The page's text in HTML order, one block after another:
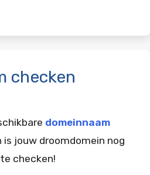
checken
domeinnaam
is jouw droomdomein nog
checken!